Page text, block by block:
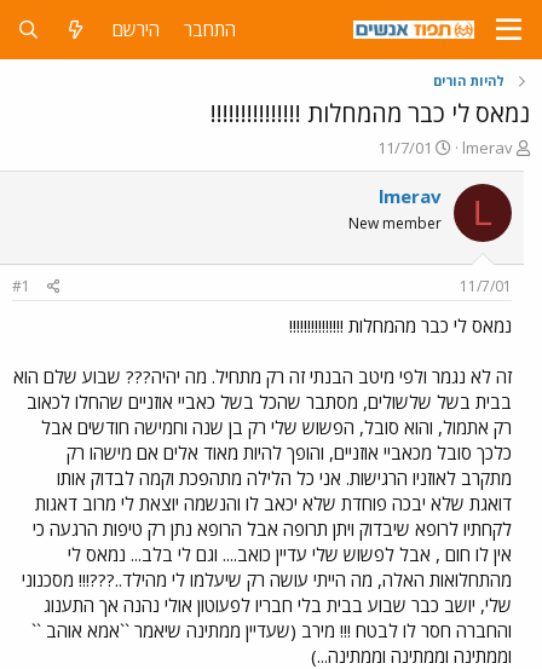
התחבר הירשם
להיות הורים
נמאס לי כבר מהמחלות !!!!!!!!!!!!!!!
פ
ו
ת
ח
ה
ש
א
lmerav
פ
ו
ר
ם
ר
11/7/01
L
lmerav
New member
11/7/01
#1
נמאס לי כבר מהמחלות !!!!!!!!!!!!!!!
זה לא נגמר ולפי מיטב הבנתי זה רק מתחיל. מה יהיה??? שבוע שלם הוא
בבית בשל שלשולים, מסתבר שהכל בשל כאביי אוזניים שהחלו לכאוב
רק אתמול, והוא סובל, הפשוש שלי רק בן שנה וחמישה חודשים אבל
כלכך סובל מכאביי אוזניים, והופך להיות מאוד אלים אם מישהו רק
מתקרב לאוזניו הרגישות. אני כל הלילה מתהפכת וקמה לבדוק אותו
דואגת שלא יבכה פוחדת שלא יכאב לו והנשמה יוצאת לי מרוב דאגות
לקחתיו לרופא שיבדוק ויתן תרופה אבל הרופא נתן רק טיפות הרגעה כי
אין לו חום , אבל לפשוש שלי עדיין כואב.... וגם לי בלב... נמאס לי
מהתחלואות האלה, מה הייתי עושה רק שיעלמו לי מהילד..???!!! מסכנוני
שלי, יושב כבר שבוע בבית בלי חבריו לפעוטון אולי נהנה אך התענוג
והחברה חסר לו לבטח !!! מירב (שעדיין ממתינה שיאמר ``אמא אוהב ``
וממתינה וממתינה וממתינה...)